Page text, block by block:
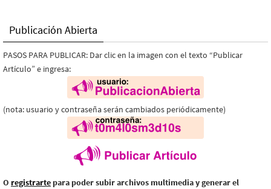
Publicación Abierta
PASOS PARA PUBLICAR: Dar clic en la imagen con el texto “Publicar
Artículo” e ingresa:
(nota: usuario y contraseña serán cambiados periódicamente)
O registrarte para poder subir archivos multimedia y generar el